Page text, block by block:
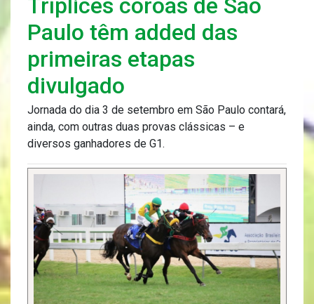
Tríplices coroas de São
Paulo têm added das
primeiras etapas
divulgado
Jornada do dia 3 de setembro em São Paulo contará,
ainda, com outras duas provas clássicas – e
diversos ganhadores de G1.